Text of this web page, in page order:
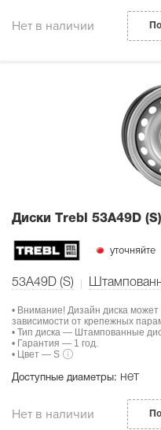
Нет в наличии
Диски Тrebl 53A49D (S)
уточняйте
53A49D (S)
• Внимание! Дизайн диска может
зависимости от крепежных
• Тип диска — Штампованные
• Гарантия — 1 год.
• Цвет — S
Доступные диаметры: нет
Нет в наличии